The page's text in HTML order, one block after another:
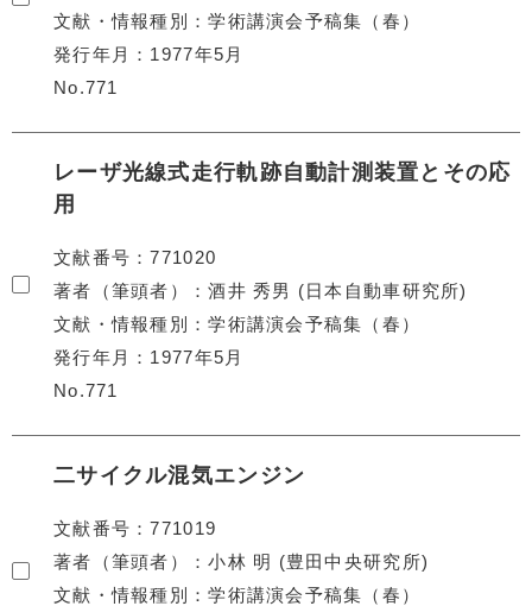
文献・情報種別
学術講演会予稿集（春）
発行年月
1977年5月
No.771
レーザ光線式走行軌跡自動計測装置とその応
用
文献番号
771020
著者（筆頭者）
酒井 秀男 (日本自動車研究所)
文献・情報種別
学術講演会予稿集（春）
発行年月
1977年5月
No.771
二サイクル混気エンジン
文献番号
771019
著者（筆頭者）
小林 明 (豊田中央研究所)
文献・情報種別
学術講演会予稿集（春）